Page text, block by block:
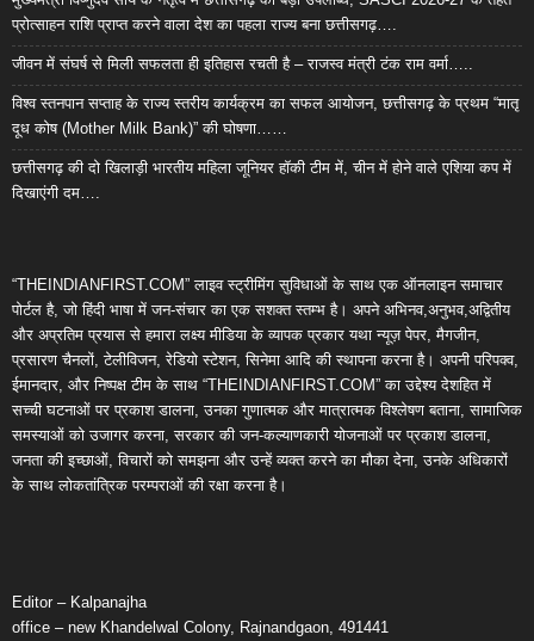
प्रोत्साहन राशि प्राप्त करने वाला देश का पहला राज्य बना छत्तीसगढ़….
जीवन में संघर्ष से मिली सफलता ही इतिहास रचती है – राजस्व मंत्री टंक राम वर्मा…..
विश्व स्तनपान सप्ताह के राज्य स्तरीय कार्यक्रम का सफल आयोजन, छत्तीसगढ़ के प्रथम “मातृ
दूध कोष (Mother Milk Bank)” की घोषणा……
छत्तीसगढ़ की दो खिलाड़ी भारतीय महिला जूनियर हॉकी टीम में, चीन में होने वाले एशिया कप में
दिखाएंगी दम….
“THEINDIANFIRST.COM” लाइव स्ट्रीमिंग सुविधाओं के साथ एक ऑनलाइन समाचार
पोर्टल है, जो हिंदी भाषा में जन-संचार का एक सशक्त स्तम्भ है। अपने अभिनव,अनुभव,अद्वितीय
और अप्रतिम प्रयास से हमारा लक्ष्य मीडिया के व्यापक प्रकार यथा न्यूज़ पेपर, मैगजीन,
प्रसारण चैनलों, टेलीविजन, रेडियो स्टेशन, सिनेमा आदि की स्थापना करना है। अपनी परिपक्व,
ईमानदार, और निष्पक्ष टीम के साथ “THEINDIANFIRST.COM” का उद्देश्य देशहित में
सच्ची घटनाओं पर प्रकाश डालना, उनका गुणात्मक और मात्रात्मक विश्लेषण बताना, सामाजिक
समस्याओं को उजागर करना, सरकार की जन-कल्याणकारी योजनाओं पर प्रकाश डालना,
जनता की इच्छाओं, विचारों को समझना और उन्हें व्यक्त करने का मौका देना, उनके अधिकारों
के साथ लोकतांत्रिक परम्पराओं की रक्षा करना है।
Editor – Kalpanajha
office – new Khandelwal Colony, Rajnandgaon, 491441